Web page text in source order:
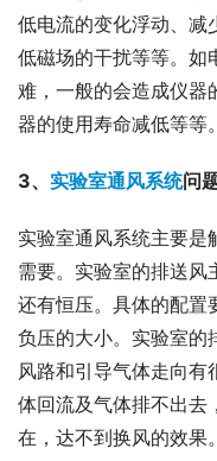
低电流的变化浮动、减
低磁场的干扰等等。如
难，一般的会造成仪器
器的使用寿命减低等等。
3、 实验室通风系统问
实验室通风系统主要是
需要。实验室的排送风
还有恒压。具体的配置
负压的大小。实验室的
风路和引导气体走向
体回流及气体排不出去
在，达不到换风的效果。